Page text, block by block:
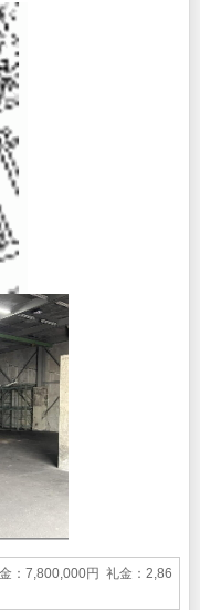
：7,800,000円 礼金：2,86